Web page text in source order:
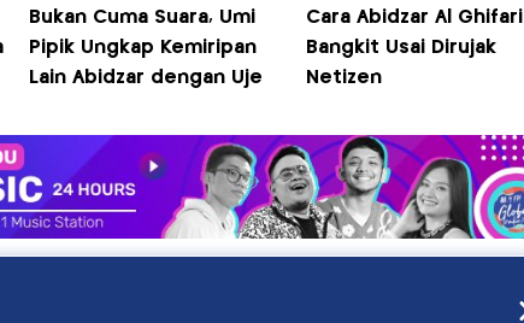
Bukan Cuma Suara, Umi
Pipik Ungkap Kemiripan
Lain Abidzar dengan Uje
Cara Abidzar Al Ghifari
Bangkit Usai Dirujak
Netizen